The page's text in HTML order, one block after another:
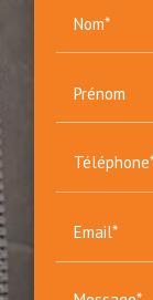
Nom*
Prénom
Email*